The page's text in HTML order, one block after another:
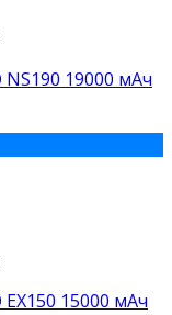
19000 мАч
15000 мАч